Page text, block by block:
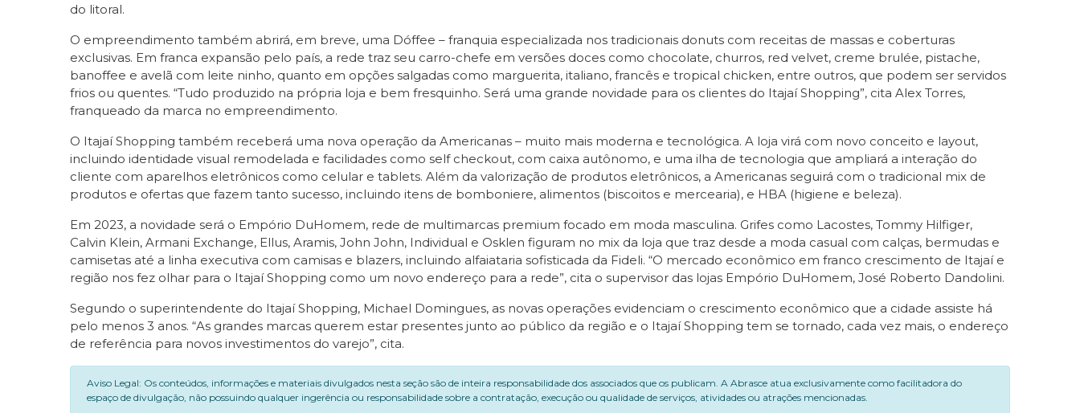
do litoral.
O empreendimento também abrirá, em breve, uma Dóffee – franquia especializada nos tradicionais donuts com receitas de massas e coberturas
exclusivas. Em franca expansão pelo país, a rede traz seu carro-chefe em versões doces como chocolate, churros, red velvet, creme brulée, pistache,
banoffee e avelã com leite ninho, quanto em opções salgadas como marguerita, italiano, francês e tropical chicken, entre outros, que podem ser servidos
frios ou quentes. “Tudo produzido na própria loja e bem fresquinho. Será uma grande novidade para os clientes do Itajaí Shopping”, cita Alex Torres,
franqueado da marca no empreendimento.
O Itajaí Shopping também receberá uma nova operação da Americanas – muito mais moderna e tecnológica. A loja virá com novo conceito e layout,
incluindo identidade visual remodelada e facilidades como self checkout, com caixa autônomo, e uma ilha de tecnologia que ampliará a interação do
cliente com aparelhos eletrônicos como celular e tablets. Além da valorização de produtos eletrônicos, a Americanas seguirá com o tradicional mix de
produtos e ofertas que fazem tanto sucesso, incluindo itens de bomboniere, alimentos (biscoitos e mercearia), e HBA (higiene e beleza).
Em 2023, a novidade será o Empório DuHomem, rede de multimarcas premium focado em moda masculina. Grifes como Lacostes, Tommy Hilfiger,
Calvin Klein, Armani Exchange, Ellus, Aramis, John John, Individual e Osklen figuram no mix da loja que traz desde a moda casual com calças, bermudas e
camisetas até a linha executiva com camisas e blazers, incluindo alfaiataria sofisticada da Fideli. “O mercado econômico em franco crescimento de Itajaí e
região nos fez olhar para o Itajaí Shopping como um novo endereço para a rede”, cita o supervisor das lojas Empório DuHomem, José Roberto Dandolini.
Segundo o superintendente do Itajaí Shopping, Michael Domingues, as novas operações evidenciam o crescimento econômico que a cidade assiste há
pelo menos 3 anos. “As grandes marcas querem estar presentes junto ao público da região e o Itajaí Shopping tem se tornado, cada vez mais, o endereço
de referência para novos investimentos do varejo”, cita.
Aviso Legal: Os conteúdos, informações e materiais divulgados nesta seção são de inteira responsabilidade dos associados que os publicam. A Abrasce atua exclusivamente como facilitadora do
espaço de divulgação, não possuindo qualquer ingerência ou responsabilidade sobre a contratação, execução ou qualidade de serviços, atividades ou atrações mencionadas.